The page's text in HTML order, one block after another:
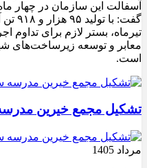
گفت:
تیرماه، بستر لازم برای تداوم
معابر و توسعه زیرساخت‌های
است.
تشکیل مجمع خیرین
مرداد 1405